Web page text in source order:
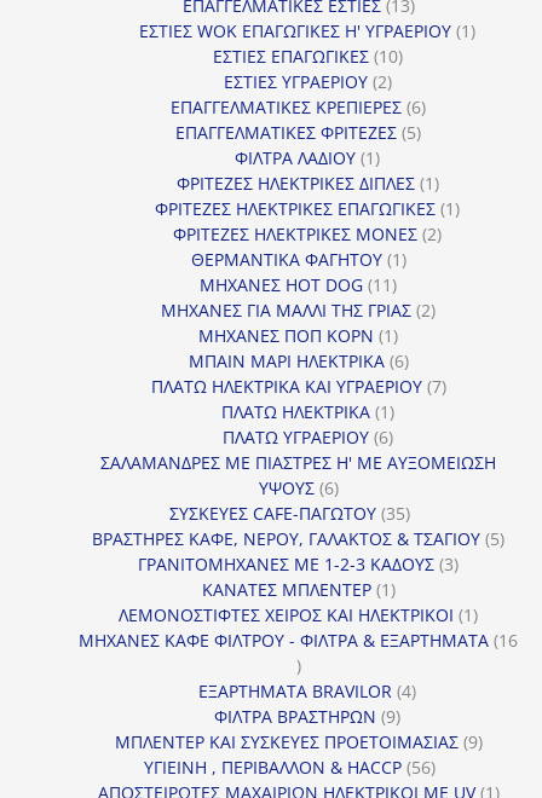
ΕΠΑΓΓΕΛΜΑΤΙΚΕΣ ΕΣΤΙΕΣ 13
προϊόντα
ΕΣΤΙΕΣ WOK ΕΠΑΓΩΓΙΚΕΣ Η' ΥΓΡΑΕΡΙΟΥ 11
ΕΣΤΙΕΣ ΕΠΑΓΩΓΙΚΕΣ 1010
ΕΣΤΙΕΣ ΥΓΡΑΕΡΙΟΥ 22
προϊόντα
ΕΠΑΓΓΕΛΜΑΤΙΚΕΣ ΚΡΕΠΙΕΡΕΣ 66
προϊόντα
ΕΠΑΓΓΕΛΜΑΤΙΚΕΣ ΦΡΙΤΕΖΕΣ 55
ΦΙΛΤΡΑ ΛΑΔΙΟΥ 11
προϊόν
ΦΡΙΤΕΖΕΣ ΗΛΕΚΤΡΙΚΕΣ ΔΙΠΛΕΣ 11
προϊόν
ΦΡΙΤΕΖΕΣ ΗΛΕΚΤΡΙΚΕΣ ΕΠΑΓΩΓΙΚΕΣ 11
ΦΡΙΤΕΖΕΣ ΗΛΕΚΤΡΙΚΕΣ ΜΟΝΕΣ 22
ΘΕΡΜΑΝΤΙΚΑ ΦΑΓΗΤΟΥ 11
ΜΗΧΑΝΕΣ HOT DOG 1111
προϊόντα
ΜΗΧΑΝΕΣ ΓΙΑ ΜΑΛΛΙ ΤΗΣ ΓΡΙΑΣ 22
ΜΗΧΑΝΕΣ ΠΟΠ ΚΟΡΝ 11
προϊόν
ΜΠΑΙΝ ΜΑΡΙ ΗΛΕΚΤΡΙΚΑ 66
προϊόντα
ΠΛΑΤΩ ΗΛΕΚΤΡΙΚΑ ΚΑΙ ΥΓΡΑΕΡΙΟΥ 77
ΠΛΑΤΩ ΗΛΕΚΤΡΙΚΑ 11
προϊόν
ΠΛΑΤΩ ΥΓΡΑΕΡΙΟΥ 66
προϊόντα
ΣΑΛΑΜΑΝΔΡΕΣ ΜΕ ΠΙΑΣΤΡΕΣ Η' ΜΕ ΑΥΞΟΜΕΙΩΣΗ
ΥΨΟΥΣ 66
προϊόντα
ΣΥΣΚΕΥΕΣ CAFE-ΠΑΓΩΤΟΥ 3535
προϊόντα
ΒΡΑΣΤΗΡΕΣ ΚΑΦΕ, ΝΕΡΟΥ, ΓΑΛΑΚΤΟΣ & ΤΣΑΓΙΟΥ 55
ΓΡΑΝΙΤΟΜΗΧΑΝΕΣ ΜΕ 1-2-3 ΚΑΔΟΥΣ 33
ΚΑΝΑΤΕΣ ΜΠΛΕΝΤΕΡ 11
προϊόν
ΛΕΜΟΝΟΣΤΙΦΤΕΣ ΧΕΙΡΟΣ ΚΑΙ ΗΛΕΚΤΡΙΚΟΙ 11
προϊόν
ΜΗΧΑΝΕΣ ΚΑΦΕ ΦΙΛΤΡΟΥ - ΦΙΛΤΡΑ & ΕΞΑΡΤΗΜΑΤΑ 16
16
προϊόντα
ΕΞΑΡΤΗΜΑΤΑ BRAVILOR 44
ΦΙΛΤΡΑ ΒΡΑΣΤΗΡΩΝ 99
προϊόντα
ΜΠΛΕΝΤΕΡ ΚΑΙ ΣΥΣΚΕΥΕΣ ΠΡΟΕΤΟΙΜΑΣΙΑΣ 99
ΥΓΙΕΙΝΗ , ΠΕΡΙΒΑΛΛΟΝ & HACCP 5656
προϊόντα
ΑΠΟΣΤΕΙΡΩΤΕΣ ΜΑΧΑΙΡΙΩΝ ΗΛΕΚΤΡΙΚΟΙ ΜΕ UV 11